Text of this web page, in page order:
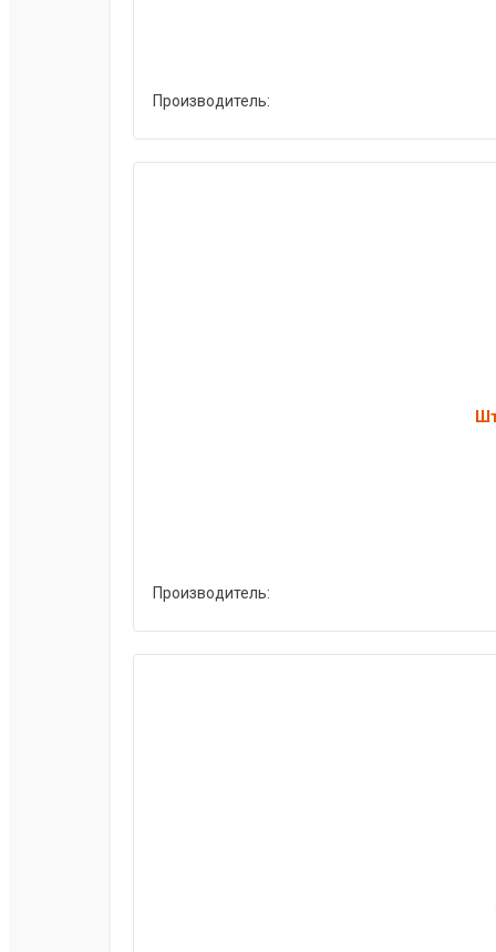
Производитель:
Производитель: